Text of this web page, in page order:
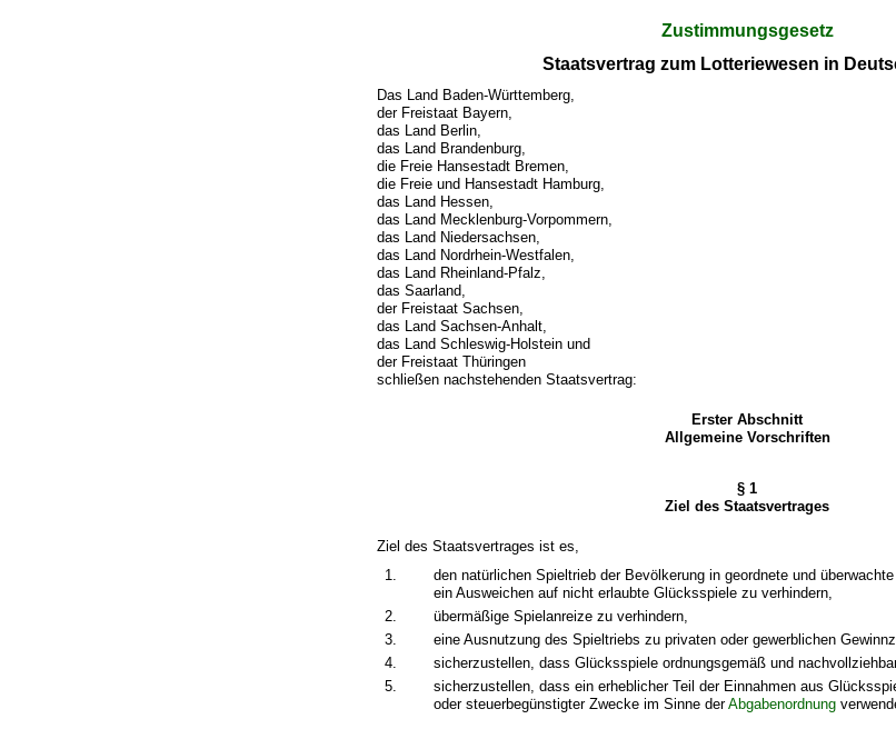
Zustimmungsgesetz
Staatsvertrag zum Lotteriewesen in
Das Land Baden-Württemberg,
der Freistaat Bayern,
das Land Berlin,
das Land Brandenburg,
die Freie Hansestadt Bremen,
die Freie und Hansestadt Hamburg,
das Land Hessen,
das Land Mecklenburg-Vorpommern,
das Land Niedersachsen,
das Land Nordrhein-Westfalen,
das Land Rheinland-Pfalz,
das Saarland,
der Freistaat Sachsen,
das Land Sachsen-Anhalt,
das Land Schleswig-Holstein und
der Freistaat Thüringen
schließen nachstehenden Staatsvertrag:
Erster Abschnitt
Allgemeine Vorschriften
§ 1
Ziel des Staatsvertrages
Ziel des Staatsvertrages ist es,
1.
den natürlichen Spieltrieb der Bevölkerung in geordnete und
ein Ausweichen auf nicht erlaubte Glücksspiele zu verhindern,
2.
übermäßige Spielanreize zu verhindern,
3.
eine Ausnutzung des Spieltriebs zu privaten oder gewerblichen
4.
sicherzustellen, dass Glücksspiele ordnungsgemäß und
5.
sicherzustellen, dass ein erheblicher Teil der Einnahmen aus
oder steuerbegünstigter Zwecke im Sinne derAbgabenordnung